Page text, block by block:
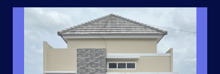
MANUNGGAL JAYA RESIDENCE